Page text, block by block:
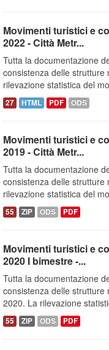
Movimenti turistici e
2022 - Città Metr...
Tutta la documentazione
consistenza delle
rilevazione statistica del
27 HTML PDF ODS
Movimenti turistici e
2019 - Città Metr...
Tutta la documentazione
consistenza delle
rilevazione statistica del
55 ZIP ODS PDF
Movimenti turistici e
2020 I bimestre -...
Tutta la documentazione
consistenza delle strutture
2020. La rilevazione
55 ZIP ODS PDF